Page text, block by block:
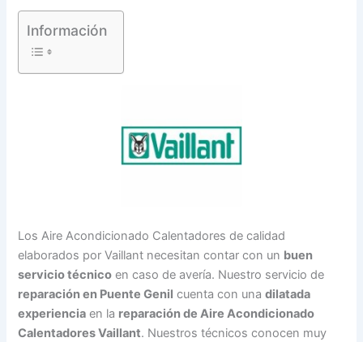
Información
Los Aire Acondicionado Calentadores de calidad
elaborados por Vaillant necesitan contar con un buen
servicio técnico en caso de avería. Nuestro servicio de
reparación en Puente Genil cuenta con unadilatada
experiencia en la reparación de Aire Acondicionado
Calentadores Vaillant. Nuestros técnicos conocen muy